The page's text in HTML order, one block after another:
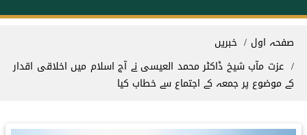
Breadcrumb
صفحہ اول
خبریں
‎عزت مآب شیخ ڈاکٹر محمد العیسی نے آج اسلام میں اخلاقی اقدار
کے موضوع پر جمعہ کے اجتماع سے خطاب کیا